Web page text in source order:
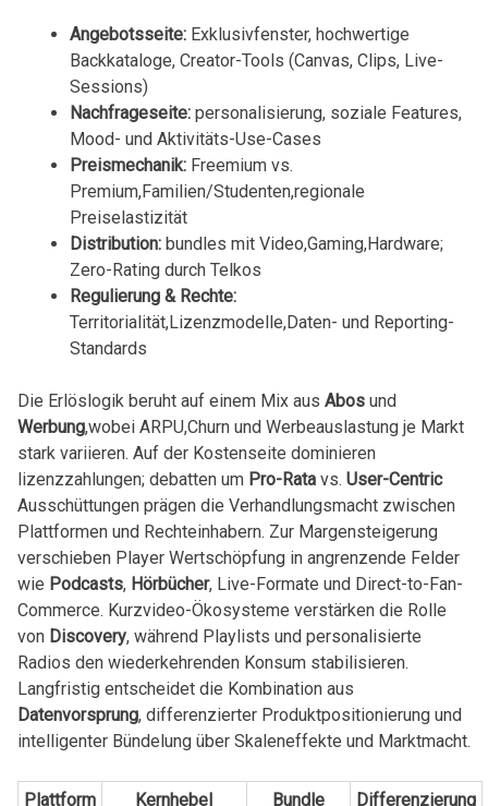
Angebotsseite:Exklusivfenster, hochwertige⁢
Backkataloge, Creator-Tools (Canvas, ​Clips, Live-
Sessions)
Nachfrageseite:personalisierung, ‍soziale Features,
⁣Mood- und Aktivitäts-Use-Cases
Preismechanik:Freemium vs.‍
Premium,Familien/Studenten,regionale
Preiselastizität
Distribution:bundles mit Video,Gaming,Hardware;
Zero-Rating durch⁤ Telkos
Regulierung & Rechte:
Territorialität,Lizenzmodelle,Daten- und ‍Reporting-
Standards
Die Erlöslogik beruht auf ‌einem Mix aus⁢ Abos‍und
Werbung,wobei ARPU,Churn und Werbeauslastung je Markt
⁣stark variieren. Auf der‌ Kostenseite dominieren
lizenzzahlungen;‍ debatten um Pro-Rata‌vs. User-Centric
Ausschüttungen prägen die Verhandlungsmacht zwischen
Plattformen und‌ Rechteinhabern.‌ Zur Margensteigerung
verschieben ⁣Player Wertschöpfung in angrenzende Felder‌
wie Podcasts, Hörbücher, ​Live-Formate und Direct-to-Fan-
Commerce. Kurzvideo-Ökosysteme verstärken die‍ Rolle
von Discovery, während Playlists und⁤ personalisierte
‍Radios den ‍wiederkehrenden Konsum stabilisieren.⁢
Langfristig ​entscheidet die ⁣Kombination⁢ aus
Datenvorsprung, ⁣differenzierter Produktpositionierung und
⁢intelligenter ⁢Bündelung‌ über Skaleneffekte und Marktmacht.
Plattform Kernhebel Bundle
Differenzierung